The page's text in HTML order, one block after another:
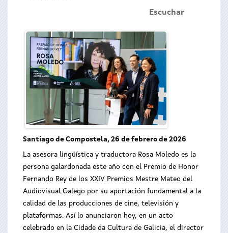
Escuchar
Santiago de Compostela, 26 de febrero de 2026
La asesora lingüística y traductora Rosa Moledo es la
persona galardonada este año con el Premio de Honor
Fernando Rey de los XXIV Premios Mestre Mateo del
Audiovisual Galego por su aportación fundamental a la
calidad de las producciones de cine, televisión y
plataformas. Así lo anunciaron hoy, en un acto
celebrado en la Cidade da Cultura de Galicia, el director